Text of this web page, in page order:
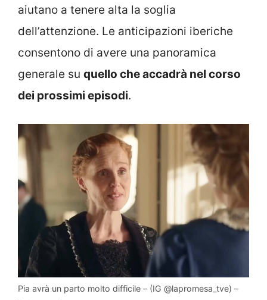
aiutano a tenere alta la soglia
dell’attenzione. Le anticipazioni iberiche
consentono di avere una panoramica
generale su quello che accadrà nel corso
dei prossimi episodi.
Pia avrà un parto molto difficile – (IG @lapromesa_tve) –